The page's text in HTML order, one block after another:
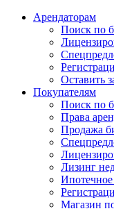
Арендаторам
Поиск по
Оставить
Покупателям
Поиск по
Права
Продажа
Лизинг
Магазин